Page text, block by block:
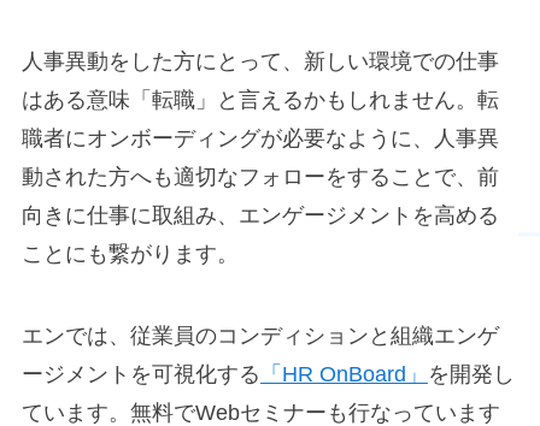
人事異動をした方にとって、新しい環境での仕事
はある意味「転職」と言えるかもしれません。転
職者にオンボーディングが必要なように、人事異
動された方へも適切なフォローをすることで、前
向きに仕事に取組み、エンゲージメントを高める
ことにも繋がります。
エンでは、従業員のコンディションと組織エンゲ
ージメントを可視化する 「HR OnBoard」 を開発し
ています。無料でWebセミナーも行なっています